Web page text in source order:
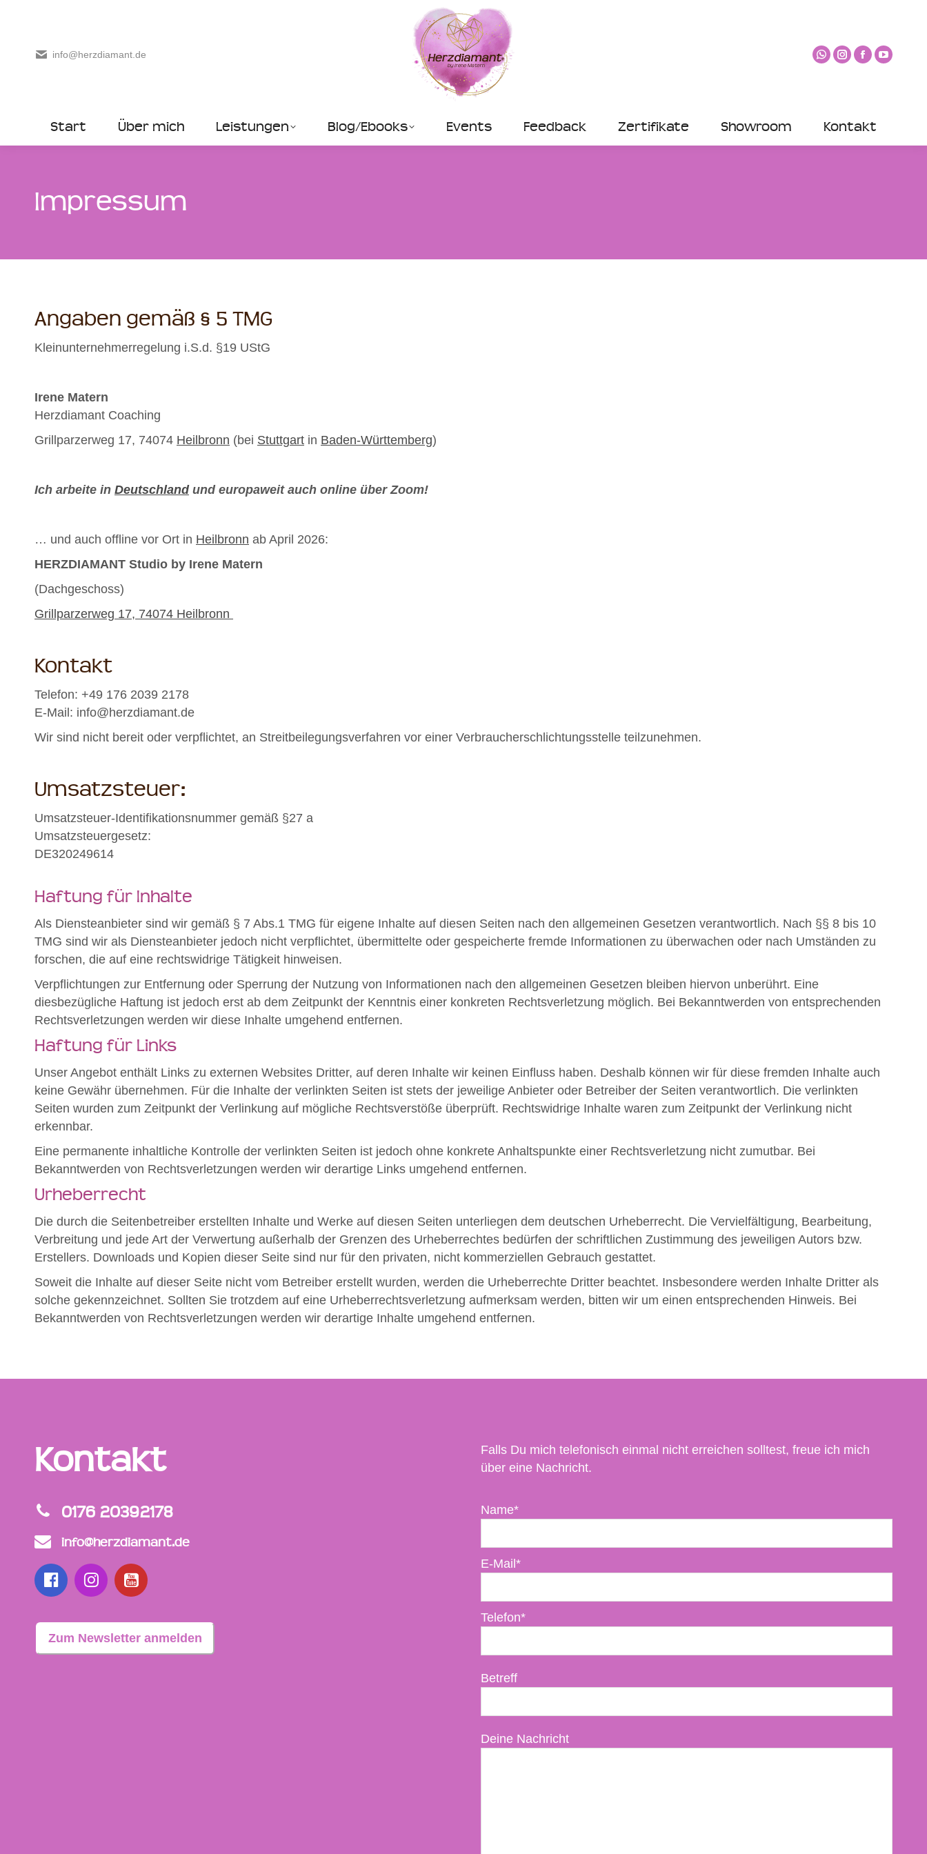
info@herzdiamant.de
Start Über mich Leistungen Blog/Ebooks Events Feedback Zertifikate Showroom Kontakt
Impressum
Angaben gemäß § 5 TMG
Kleinunternehmerregelung i.S.d. §19 UStG
Irene Matern
Herzdiamant Coaching
Grillparzerweg 17, 74074 Heilbronn (bei Stuttgart in Baden-Württemberg)
Ich arbeite in Deutschlandund europaweit auch online über Zoom!
… und auch offline vor Ort in Heilbronn ab April 2026:
HERZDIAMANT Studio by Irene Matern
(Dachgeschoss)
Grillparzerweg 17, 74074 Heilbronn
Kontakt
Telefon: +49 176 2039 2178
E-Mail: info@herzdiamant.de
Wir sind nicht bereit oder verpflichtet, an Streitbeilegungsverfahren vor einer Verbraucherschlichtungsstelle teilzunehmen.
Umsatzsteuer:
Umsatzsteuer-Identifikationsnummer gemäß §27 a
Umsatzsteuergesetz:
DE320249614
Haftung für Inhalte
Als Diensteanbieter sind wir gemäß § 7 Abs.1 TMG für eigene Inhalte auf diesen Seiten nach den allgemeinen Gesetzen verantwortlich. Nach §§ 8 bis 10
TMG sind wir als Diensteanbieter jedoch nicht verpflichtet, übermittelte oder gespeicherte fremde Informationen zu überwachen oder nach Umständen zu
forschen, die auf eine rechtswidrige Tätigkeit hinweisen.
Verpflichtungen zur Entfernung oder Sperrung der Nutzung von Informationen nach den allgemeinen Gesetzen bleiben hiervon unberührt. Eine
diesbezügliche Haftung ist jedoch erst ab dem Zeitpunkt der Kenntnis einer konkreten Rechtsverletzung möglich. Bei Bekanntwerden von entsprechenden
Rechtsverletzungen werden wir diese Inhalte umgehend entfernen.
Haftung für Links
Unser Angebot enthält Links zu externen Websites Dritter, auf deren Inhalte wir keinen Einfluss haben. Deshalb können wir für diese fremden Inhalte auch
keine Gewähr übernehmen. Für die Inhalte der verlinkten Seiten ist stets der jeweilige Anbieter oder Betreiber der Seiten verantwortlich. Die verlinkten
Seiten wurden zum Zeitpunkt der Verlinkung auf mögliche Rechtsverstöße überprüft. Rechtswidrige Inhalte waren zum Zeitpunkt der Verlinkung nicht
erkennbar.
Eine permanente inhaltliche Kontrolle der verlinkten Seiten ist jedoch ohne konkrete Anhaltspunkte einer Rechtsverletzung nicht zumutbar. Bei
Bekanntwerden von Rechtsverletzungen werden wir derartige Links umgehend entfernen.
Urheberrecht
Die durch die Seitenbetreiber erstellten Inhalte und Werke auf diesen Seiten unterliegen dem deutschen Urheberrecht. Die Vervielfältigung, Bearbeitung,
Verbreitung und jede Art der Verwertung außerhalb der Grenzen des Urheberrechtes bedürfen der schriftlichen Zustimmung des jeweiligen Autors bzw.
Erstellers. Downloads und Kopien dieser Seite sind nur für den privaten, nicht kommerziellen Gebrauch gestattet.
Soweit die Inhalte auf dieser Seite nicht vom Betreiber erstellt wurden, werden die Urheberrechte Dritter beachtet. Insbesondere werden Inhalte Dritter als
solche gekennzeichnet. Sollten Sie trotzdem auf eine Urheberrechtsverletzung aufmerksam werden, bitten wir um einen entsprechenden Hinweis. Bei
Bekanntwerden von Rechtsverletzungen werden wir derartige Inhalte umgehend entfernen.
Kontakt
0176 20392178
info@herzdiamant.de
Zum Newsletter anmelden
Falls Du mich telefonisch einmal nicht erreichen solltest, freue ich mich
über eine Nachricht.
Name*
E-Mail*
Telefon*
Betreff
Deine Nachricht